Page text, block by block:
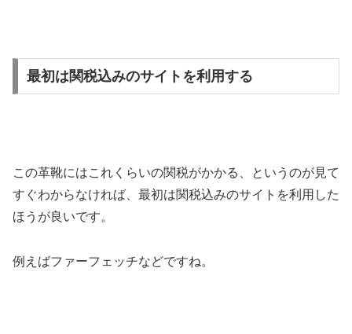
最初は関税込みのサイトを利用する
この革靴にはこれくらいの関税がかかる、というのが見て
すぐわからなければ、最初は関税込みのサイトを利用した
ほうが良いです。
例えばファーフェッチなどですね。